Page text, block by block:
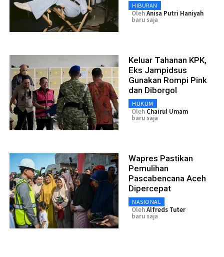
HIBURAN
OlehAnisa Putri Haniyah
baru saja
Keluar Tahanan KPK,
Eks Jampidsus
Gunakan Rompi Pink
dan Diborgol
HUKUM
Oleh Chairul Umam
baru saja
Wapres Pastikan
Pemulihan
Pascabencana Aceh
Dipercepat
NASIONAL
OlehAlfreds Tuter
baru saja